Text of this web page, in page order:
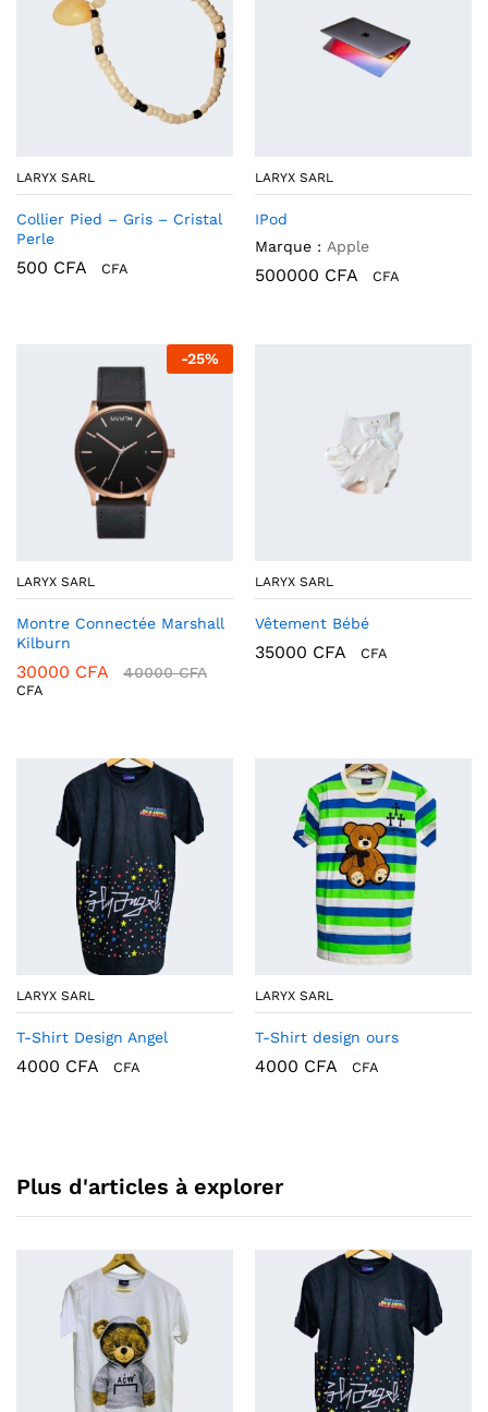
LARYX SARL
Collier Pied – Gris – Cristal
Perle
500 CFA CFA
LARYX SARL
IPod
Marque : Apple
500000 CFA CFA
-25%
LARYX SARL
Montre Connectée Marshall
Kilburn
30000 CFA 40000CFA
CFA
LARYX SARL
Vêtement Bébé
35000 CFA CFA
LARYX SARL
T-Shirt Design Angel
4000 CFA CFA
LARYX SARL
T-Shirt design ours
4000 CFA CFA
Plus d'articles à explorer